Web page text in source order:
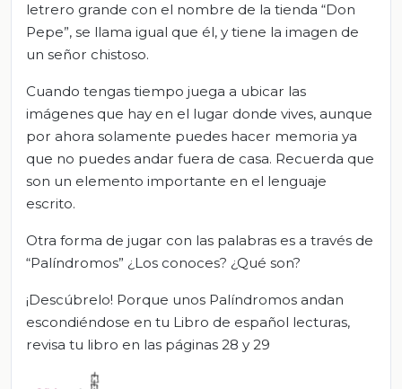
letrero grande con el nombre de la tienda “Don
Pepe”, se llama igual que él, y tiene la imagen de
un señor chistoso.
Cuando tengas tiempo juega a ubicar las
imágenes que hay en el lugar donde vives, aunque
por ahora solamente puedes hacer memoria ya
que no puedes andar fuera de casa. Recuerda que
son un elemento importante en el lenguaje
escrito.
Otra forma de jugar con las palabras es a través de
“Palíndromos” ¿Los conoces? ¿Qué son?
¡Descúbrelo! Porque unos Palíndromos andan
escondiéndose en tu Libro de español lecturas,
revisa tu libro en las páginas 28 y 29